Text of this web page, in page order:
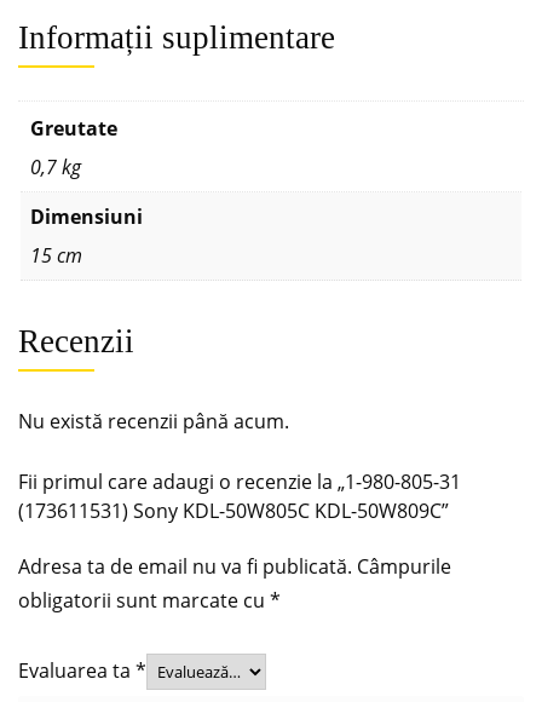
Informații suplimentare
Greutate
0,7 kg
Dimensiuni
15 cm
Recenzii
Nu există recenzii până acum.
Fii primul care adaugi o recenzie la „1-980-805-31
(173611531) Sony KDL-50W805C KDL-50W809C”
Adresa ta de email nu va fi publicată. Câmpurile
obligatorii sunt marcate cu *
Evaluarea ta *